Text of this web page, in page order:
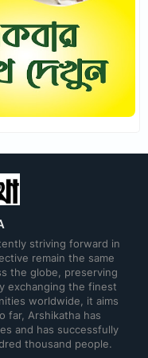
striving forward in
remain the same
the globe, preserving
exchanging the finest
worldwide, it aims
far, Arshikatha has
and has successfully
thousand people.